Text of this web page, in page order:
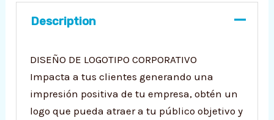
Description
DISEÑO DE LOGOTIPO CORPORATIVO
Impacta a tus clientes generando una
impresión positiva de tu empresa, obtén un
logo que pueda atraer a tu público objetivo y